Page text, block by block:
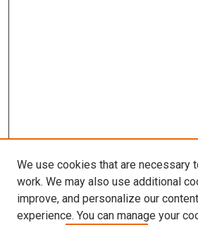
We use cookies that are necessary
work. We may also use additional
improve, and personalize our
experience. You can manage your